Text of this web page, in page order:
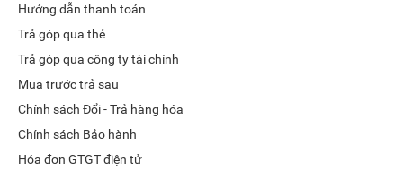
Hướng dẫn thanh toán
Trả góp qua thẻ
Trả góp qua công ty tài chính
Mua trước trả sau
Chính sách Đổi - Trả hàng hóa
Chính sách Bảo hành
Hóa đơn GTGT điện tử